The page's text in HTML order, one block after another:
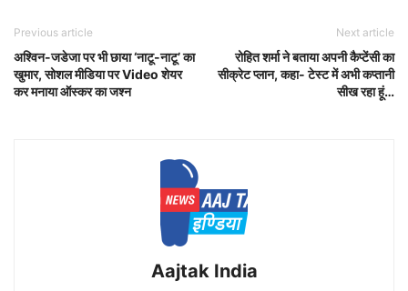
Previous article
अश्विन-जडेजा पर भी छाया ‘नाटू-नाटू’ का
खुमार, सोशल मीडिया पर Video शेयर
कर मनाया ऑस्कर का जश्न
Next article
रोहित शर्मा ने बताया अपनी कैप्टेंसी का
सीक्रेट प्लान, कहा- टेस्ट में अभी कप्तानी
सीख रहा हूं…
Aajtak India